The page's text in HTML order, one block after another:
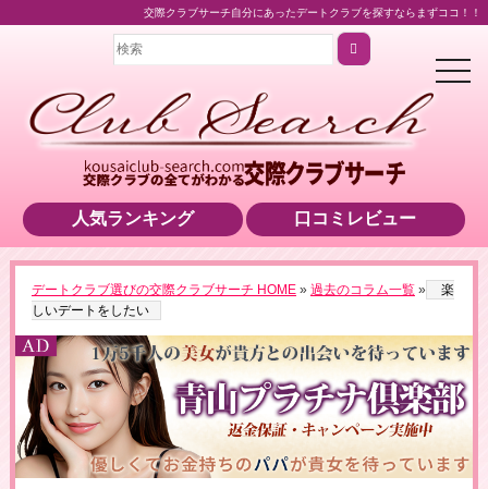
交際クラブサーチ自分にあったデートクラブを探すならまずココ！！
t
o
i
a
t
i
o
n
人気ランキング 口コミレビュー
デートクラブ選びの交際クラブサーチ HOME » 過去のコラム一覧 »
楽
しいデートをしたい
▶男性用公式HPへのリンクです